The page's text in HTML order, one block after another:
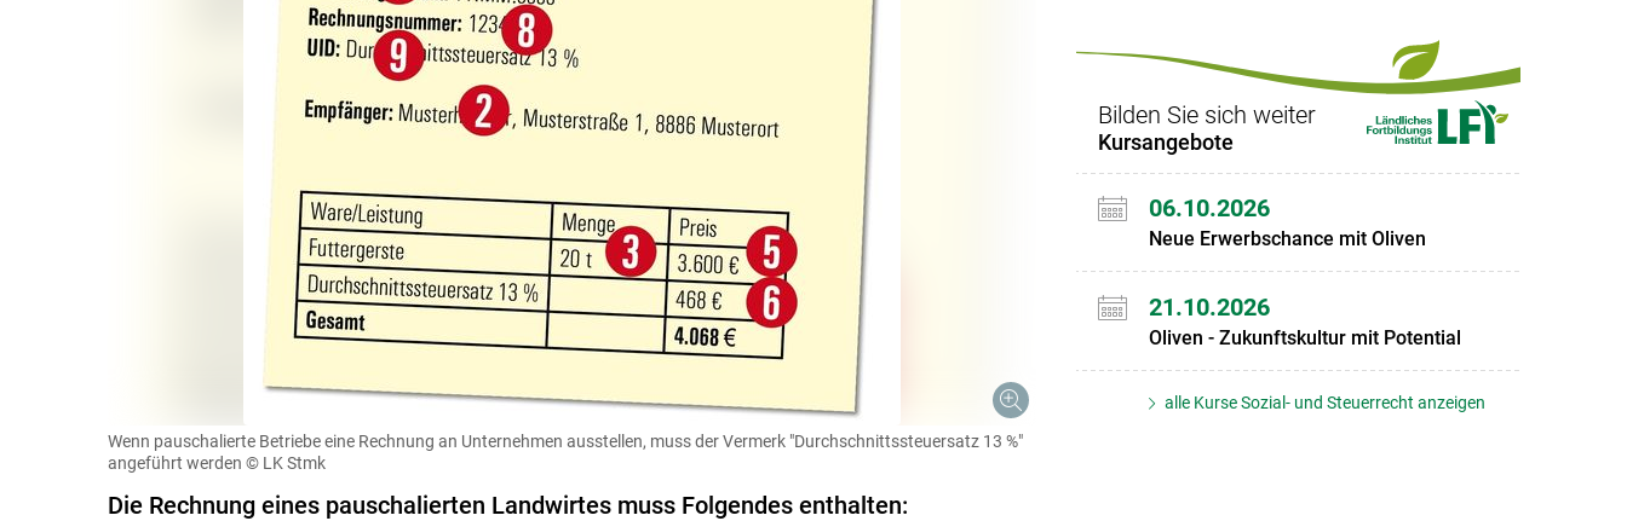
Wenn pauschalierte Betriebe eine Rechnung an Unternehmen ausstellen, muss der Vermerk "Durchschnittssteuersatz 13 %"
angeführt ­werden © LK Stmk
Die Rechnung eines pauschalierten Landwirtes muss Folgendes enthalten:
Bilden Sie sich weiter
Kursangebote
06.10.2026
Neue Erwerbschance mit Oliven
21.10.2026
Oliven - Zukunftskultur mit Potential
alle Kurse Sozial- und Steuerrecht anzeigen